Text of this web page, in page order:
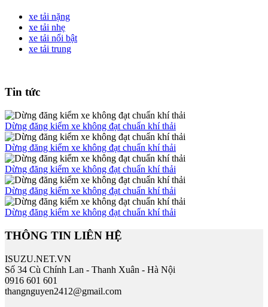
xe tải nặng
xe tải nhẹ
xe tải nổi bật
xe tải trung
Tin tức
Dừng đăng kiểm xe không đạt chuẩn khí thải
Dừng đăng kiểm xe không đạt chuẩn khí thải
Dừng đăng kiểm xe không đạt chuẩn khí thải
Dừng đăng kiểm xe không đạt chuẩn khí thải
Dừng đăng kiểm xe không đạt chuẩn khí thải
THÔNG TIN LIÊN HỆ
ISUZU.NET.VN
Số 34 Cù Chính Lan - Thanh Xuân - Hà Nội
0916 601 601
thangnguyen2412@gmail.com